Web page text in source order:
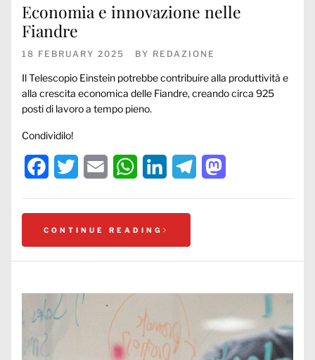
Economia e innovazione nelle
Fiandre
18 FEBRUARY 2025 BY REDAZIONE
Il Telescopio Einstein potrebbe contribuire alla produttività e
alla crescita economica delle Fiandre, creando circa 925
posti di lavoro a tempo pieno.
Condividilo!
Facebook
Twitter Email WhatsAppLinkedInTelegram
CONTINUE READING